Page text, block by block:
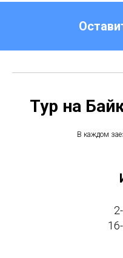
Тур на
В каждом